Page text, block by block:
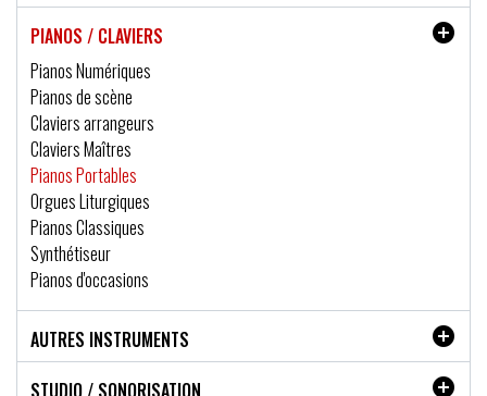
PIANOS / CLAVIERS

Pianos Numériques
Pianos de scène
Claviers arrangeurs
Claviers Maîtres
Pianos Portables
Orgues Liturgiques
Pianos Classiques
Synthétiseur
Pianos d'occasions
AUTRES INSTRUMENTS 
STUDIO / SONORISATION 